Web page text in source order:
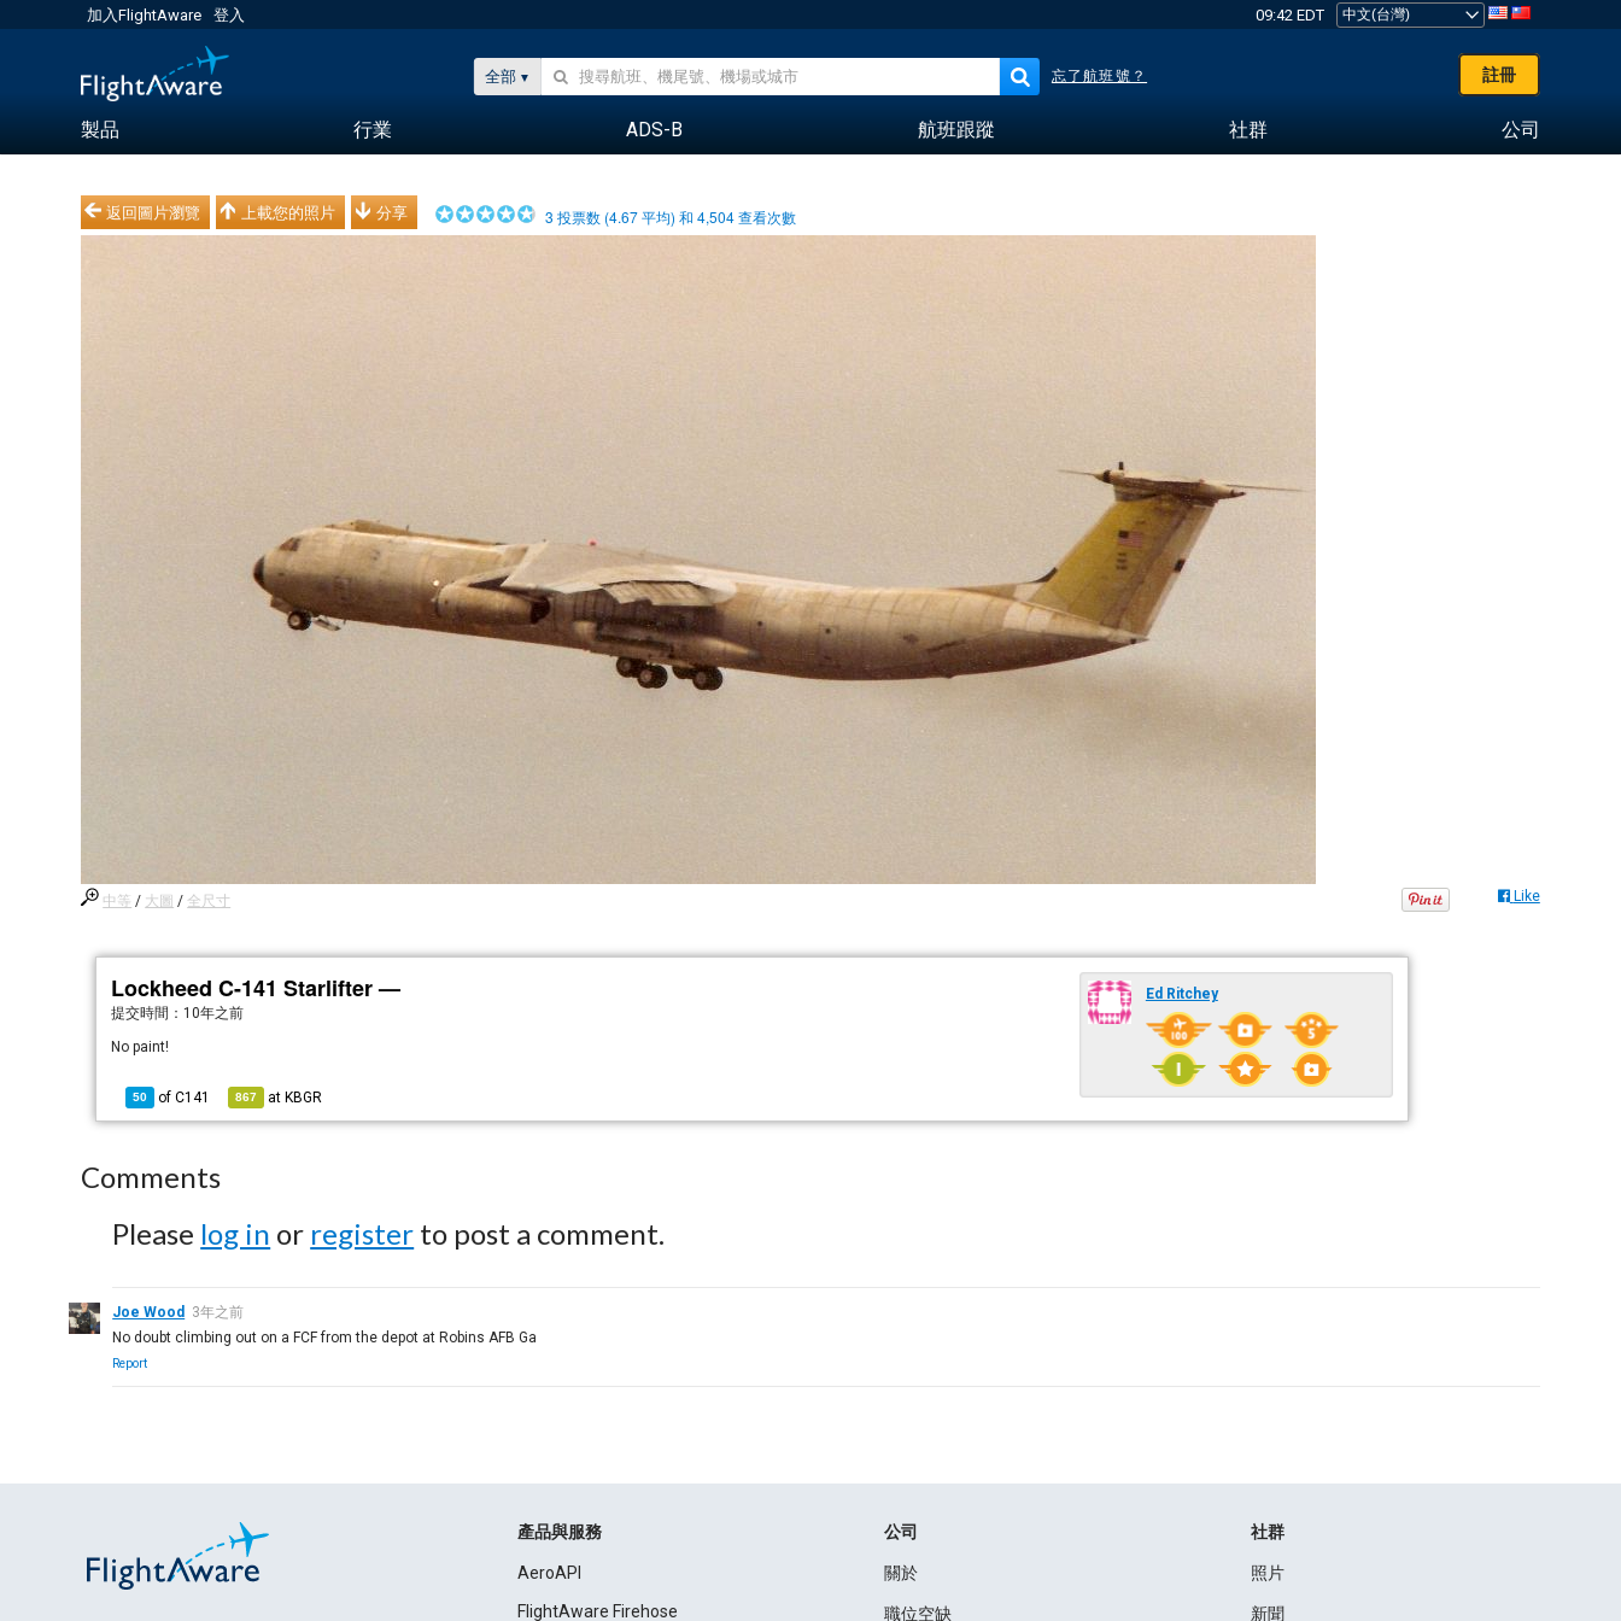
加入FlightAware 登入 09:42 EDT
全部 忘了航班號？ 註冊
製品 行業 ADS-B 航班跟蹤 社群 公司
返回圖片瀏覽 上載您的照片 分享 3 投票数 (4.67平均) 和4,504查看次數
中等 / 大圖 / 全尺寸 Like
Lockheed C-141 Starlifter —
提交時間： 10年之前
No paint!
50 ofC141 867 at KBGR
Ed Ritchey
Comments
Please log in or register to post a comment.
Joe Wood 3年之前
No doubt climbing out on a FCF from the depot at Robins AFB Ga
Report
產品與服務
AeroAPI
FlightAware Firehose
公司
關於
職位空缺
社群
照片
新聞